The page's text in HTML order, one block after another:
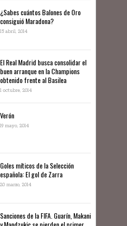
¿Sabes cuántos Balones de Oro
consiguió Maradona?
15 abril, 2014
El Real Madrid busca consolidar el
buen arranque en la Champions
obtenido frente al Basilea
1 octubre, 2014
Verón
19 mayo, 2014
Goles míticos de la Selección
española: El gol de Zarra
20 marzo, 2014
Sanciones de la FIFA. Guarín, Makani